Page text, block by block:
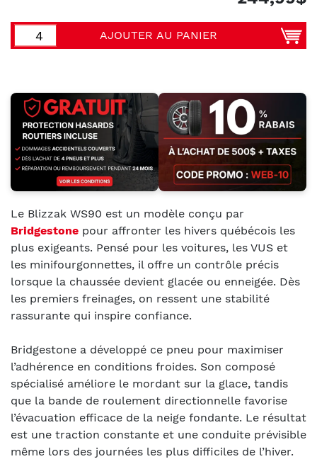
AJOUTER AU PANIER
Le Blizzak WS90 est un modèle conçu par
Bridgestone pour affronter les hivers québécois les
plus exigeants. Pensé pour les voitures, les VUS et
les minifourgonnettes, il offre un contrôle précis
lorsque la chaussée devient glacée ou enneigée. Dès
les premiers freinages, on ressent une stabilité
rassurante qui inspire confiance.
Bridgestone a développé ce pneu pour maximiser
l’adhérence en conditions froides. Son composé
spécialisé améliore le mordant sur la glace, tandis
que la bande de roulement directionnelle favorise
l’évacuation efficace de la neige fondante. Le résultat
est une traction constante et une conduite prévisible
même lors des journées les plus difficiles de l’hiver.